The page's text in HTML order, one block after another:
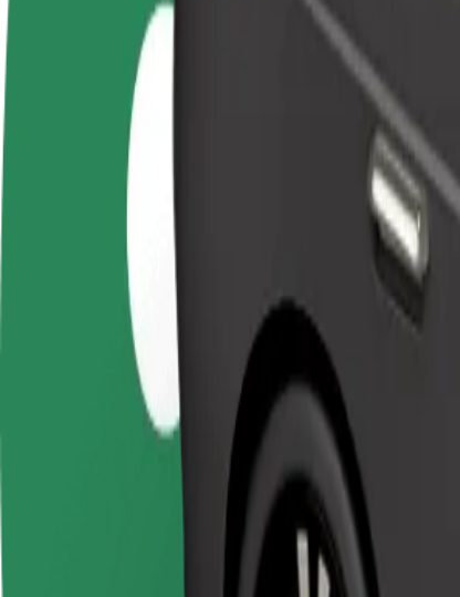
Colaborar como conductor
Gana dinero colaborando
Colaborar como repartidor
Reparte comida y cobra todas
Cómo ir de "Old Hospital" a "DoubleTree by
¿Buscas la mejor manera de ir de "Old Hospital" a
Old Hospital
DoubleTree by Hilton Hotel
Comodidad y confort a un botón de distancia
Viajes fiables en coches estándar de tamaño medio.